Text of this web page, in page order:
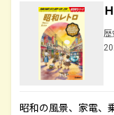
昭和の風景、家電、